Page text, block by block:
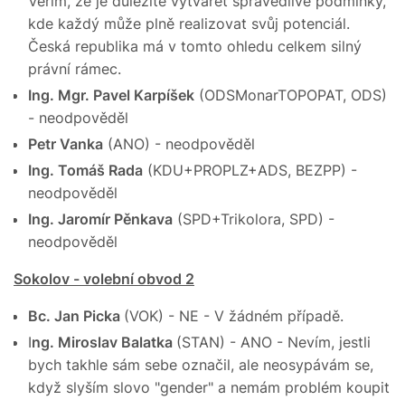
kde každý může plně realizovat svůj potenciál.
Česká republika má v tomto ohledu celkem silný
právní rámec.
Ing. Mgr. Pavel Karpíšek (ODSMonarTOPOPAT, ODS)
- neodpověděl
Petr Vanka (ANO) - neodpověděl
Ing. Tomáš Rada (KDU+PROPLZ+ADS, BEZPP) -
neodpověděl
Ing. Jaromír Pěnkava (SPD+Trikolora, SPD) -
neodpověděl
Sokolov - volební obvod 2
Bc. Jan Picka (VOK) - NE - V žádném případě.
Ing. Miroslav Balatka (STAN) - ANO - Nevím, jestli
bych takhle sám sebe označil, ale neosypávám se,
když slyším slovo "gender" a nemám problém koupit